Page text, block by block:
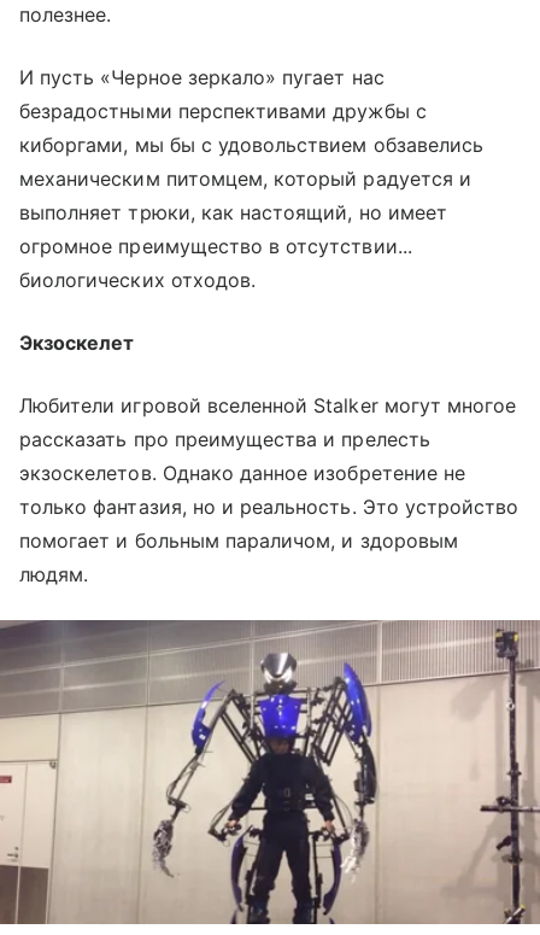
полезнее.
И пусть «Черное зеркало» пугает нас
безрадостными перспективами дружбы с
киборгами, мы бы с удовольствием обзавелись
механическим питомцем, который радуется и
выполняет трюки, как настоящий, но имеет
огромное преимущество в отсутствии...
биологических отходов.
Экзоскелет
Любители игровой вселенной Stalker могут многое
рассказать про преимущества и прелесть
экзоскелетов. Однако данное изобретение не
только фантазия, но и реальность. Это устройство
помогает и больным параличом, и здоровым
людям.